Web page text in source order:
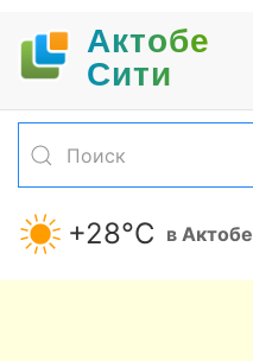
Актобе
Cити
+28°С в Актобе